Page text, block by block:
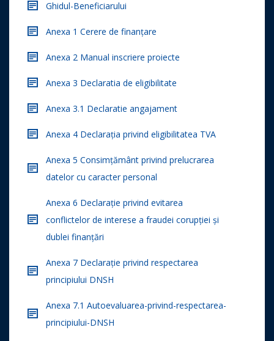
Ghidul-Beneficiarului
Anexa 1 Cerere de finanțare
Anexa 2 Manual inscriere proiecte
Anexa 3 Declaratia de eligibilitate
Anexa 3.1 Declaratie angajament
Anexa 4 Declarația privind eligibilitatea TVA
Anexa 5 Consimțământ privind prelucrarea
datelor cu caracter personal
Anexa 6 Declarație privind evitarea
conflictelor de interese a fraudei corupției și
dublei finanțări
Anexa 7 Declarație privind respectarea
principiului DNSH
Anexa 7.1 Autoevaluarea-privind-respectarea-
principiului-DNSH